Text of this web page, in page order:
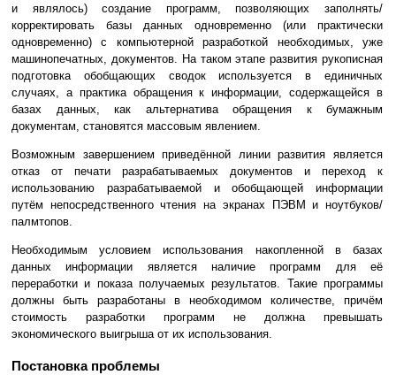
и являлось) создание программ, позволяющих заполнять/
корректировать базы данных одновременно (или практически
одновременно) с компьютерной разработкой необходимых, уже
машинопечатных, документов. На таком этапе развития рукописная
подготовка обобщающих сводок используется в единичных
случаях, а практика обращения к информации, содержащейся в
базах данных, как альтернатива обращения к бумажным
документам, становятся массовым явлением.
Возможным завершением приведённой линии развития является
отказ от печати разрабатываемых документов и переход к
использованию разрабатываемой и обобщающей информации
путём непосредственного чтения на экранах ПЭВМ и ноутбуков/
палмтопов.
Необходимым условием использования накопленной в базах
данных информации является наличие программ для её
переработки и показа получаемых результатов. Такие программы
должны быть разработаны в необходимом количестве, причём
стоимость разработки программ не должна превышать
экономического выигрыша от их использования.
Постановка проблемы